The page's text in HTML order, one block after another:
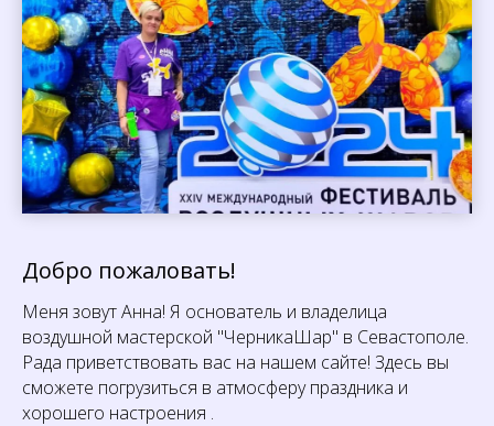
Добро пожаловать!
Меня зовут Анна! Я основатель и владелица
воздушной мастерской "ЧерникаШар" в Севастополе.
Рада приветствовать вас на нашем сайте! Здесь вы
сможете погрузиться в атмосферу праздника и
хорошего настроения .